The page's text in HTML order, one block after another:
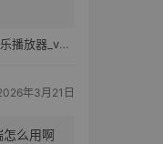
器_v6.6.0
年3月21日
怎么用啊